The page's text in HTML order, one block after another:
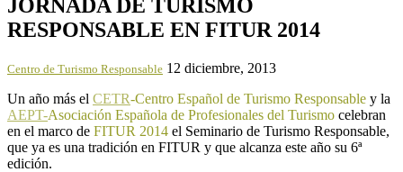
JORNADA DE TURISMO
RESPONSABLE EN FITUR 2014
Centro de Turismo Responsable 12 diciembre, 2013
Un año más el CETR-Centro Español de Turismo Responsable y la
AEPT-Asociación Española de Profesionales del Turismo celebran
en el marco de FITUR 2014 el Seminario de Turismo Responsable,
que ya es una tradición en FITUR y que alcanza este año su 6ª
edición.